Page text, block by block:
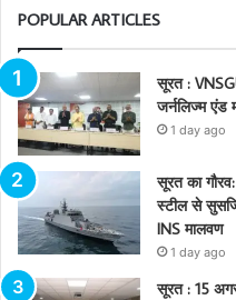
POPULAR ARTICLES
सूरत :
जर्नलिज्म एंड
1 day ago
सूरत का
स्टील से
INS मालवण
1 day ago
सूरत : 15